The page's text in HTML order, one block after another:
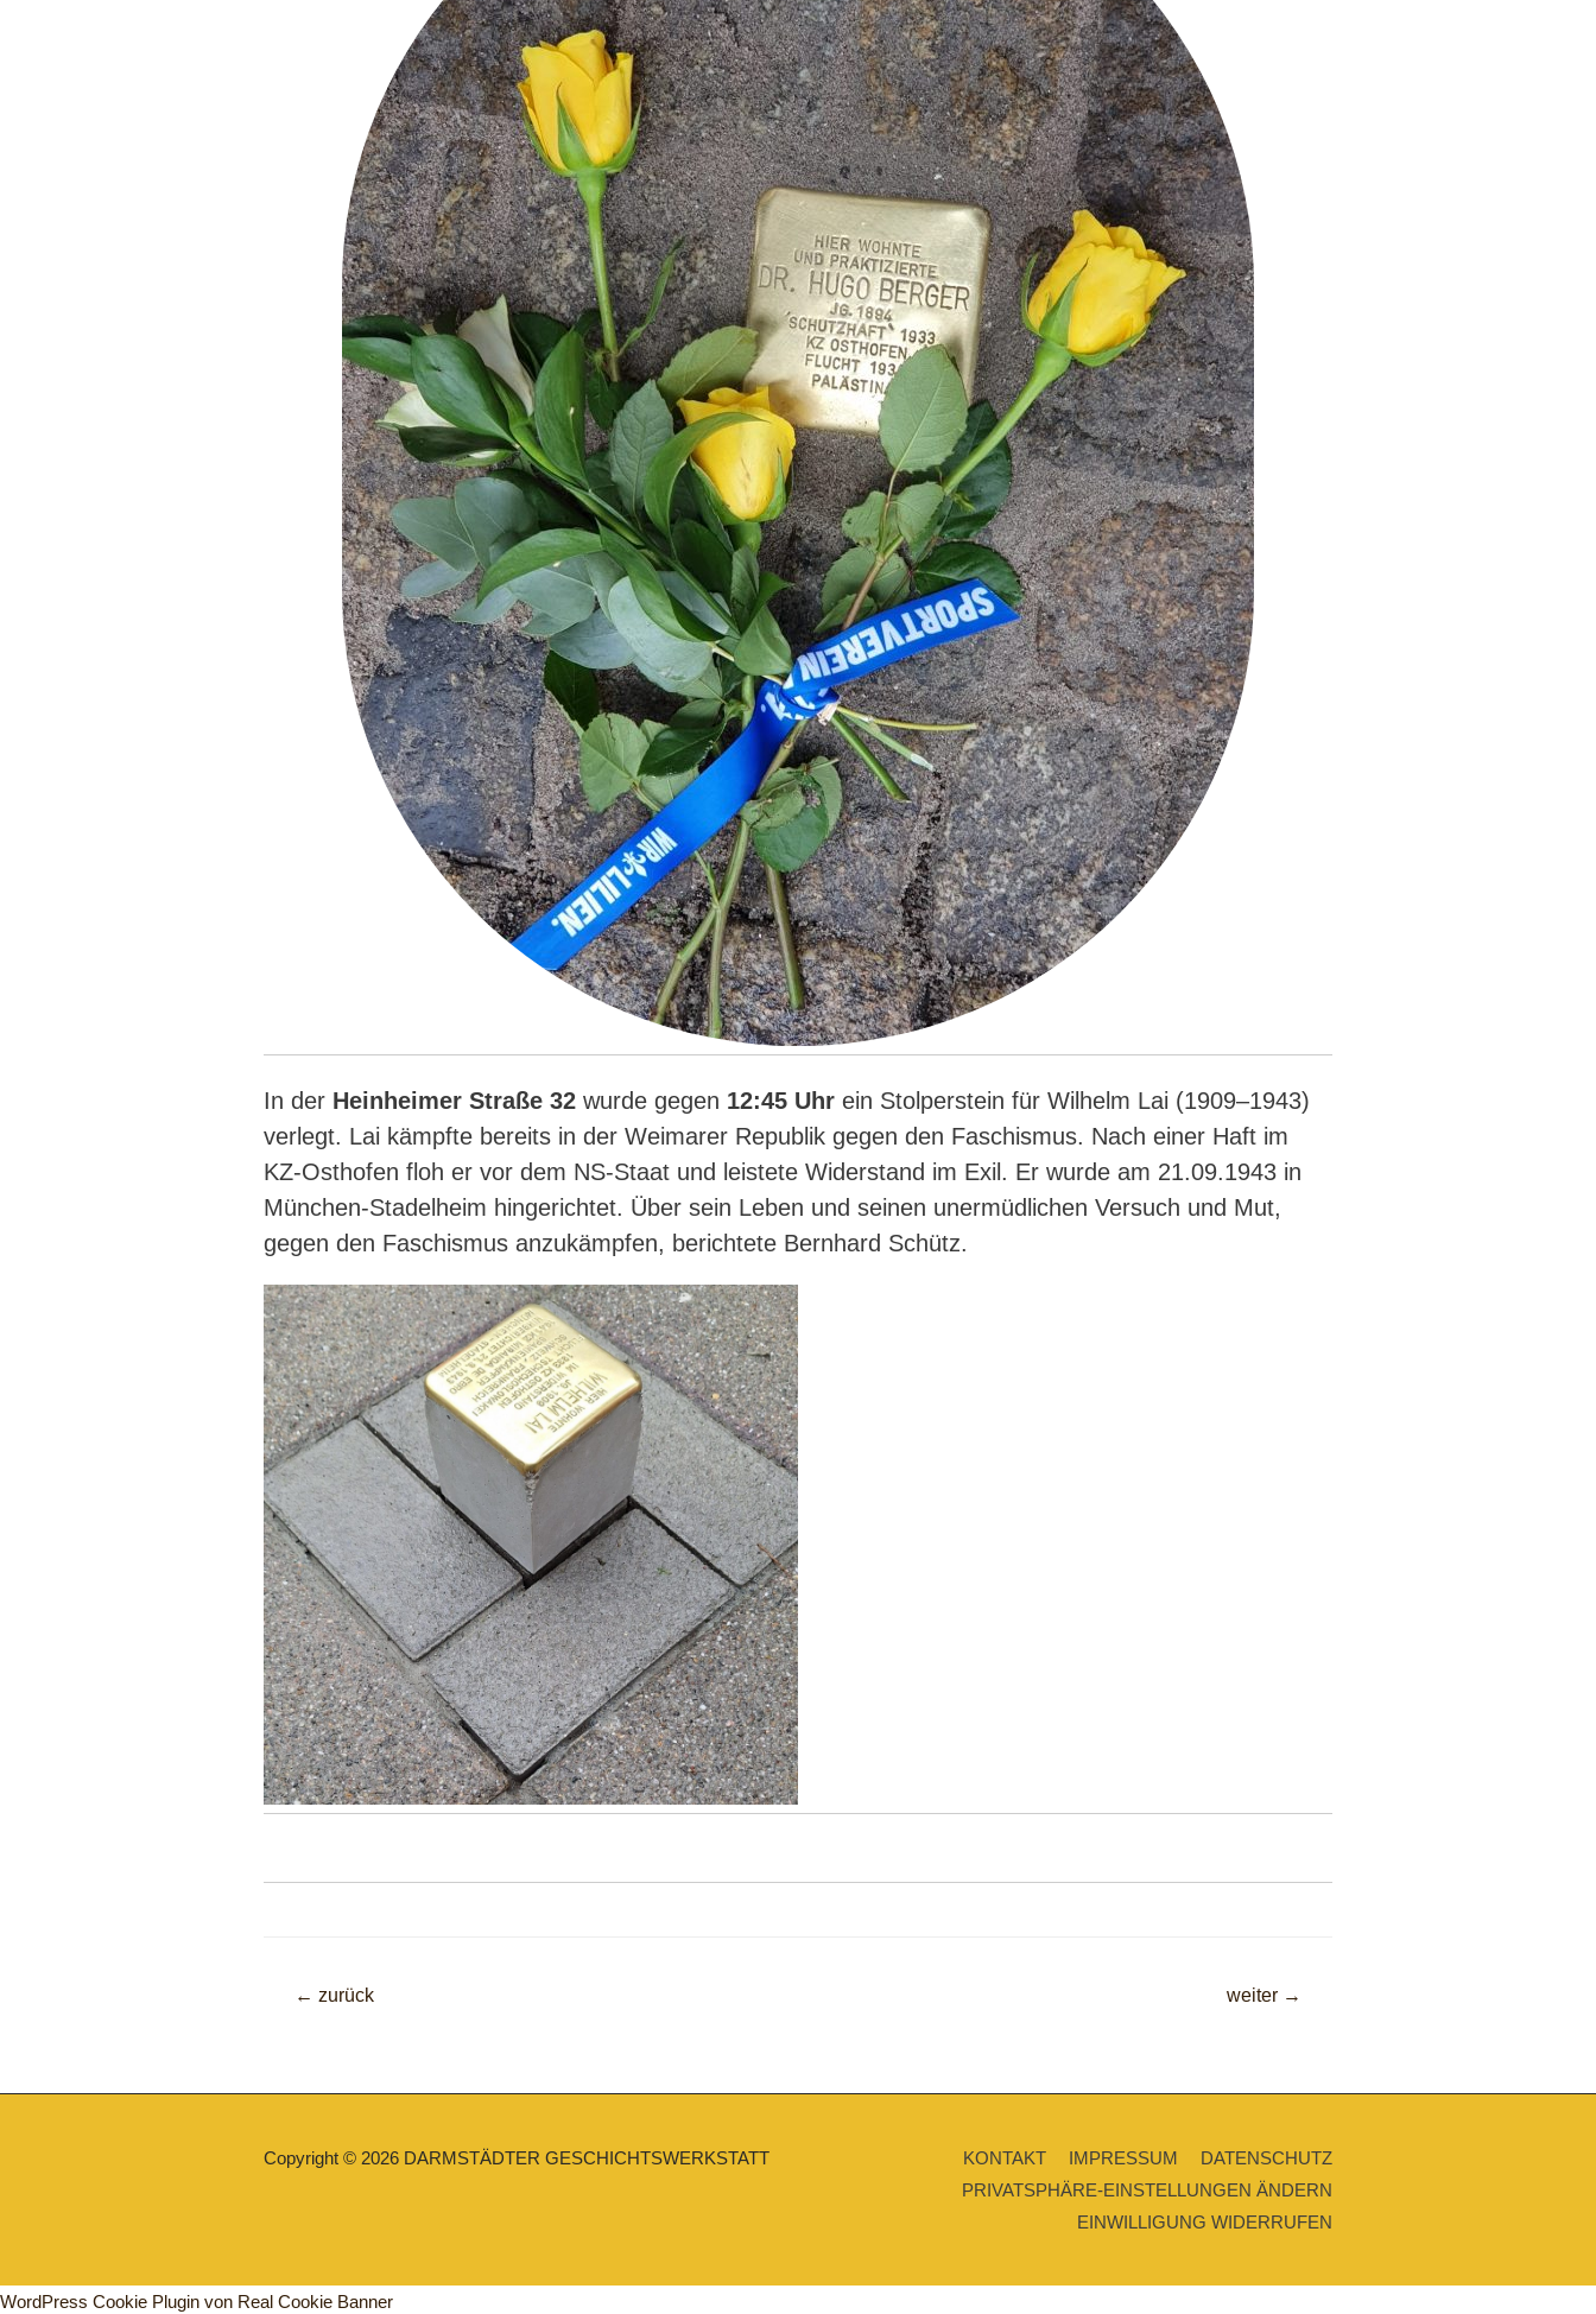
In der Heinheimer Straße 32 wurde gegen 12:45 Uhr ein Stolperstein für Wilhelm Lai (1909–1943)
verlegt. Lai kämpfte bereits in der Weimarer Republik gegen den Faschismus. Nach einer Haft im
KZ-Osthofen floh er vor dem NS-Staat und leistete Widerstand im Exil. Er wurde am 21.09.1943 in
München-Stadelheim hingerichtet. Über sein Leben und seinen unermüdlichen Versuch und Mut,
gegen den Faschismus anzukämpfen, berichtete Bernhard Schütz.
Beitragsnavigation
← zurück weiter →
Copyright © 2026 DARMSTÄDTER GESCHICHTSWERKSTATT KONTAKT IMPRESSUM
DATENSCHUTZ
PRIVATSPHÄRE-EINSTELLUNGEN ÄNDERN
EINWILLIGUNG WIDERRUFEN
WordPress Cookie Plugin von Real Cookie Banner